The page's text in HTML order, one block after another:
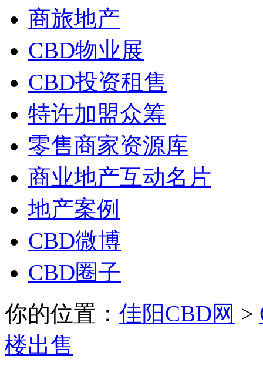
商旅地产
CBD物业展
CBD投资租售
特许加盟众筹
零售商家资源库
商业地产互动名片
地产案例
CBD微博
CBD圈子
你的位置： 佳阳CBD网 >
楼出售